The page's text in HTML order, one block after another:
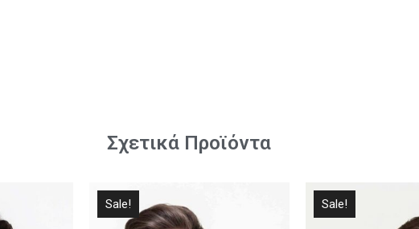
Σχετικά Προϊόντα
Sale! Sale!